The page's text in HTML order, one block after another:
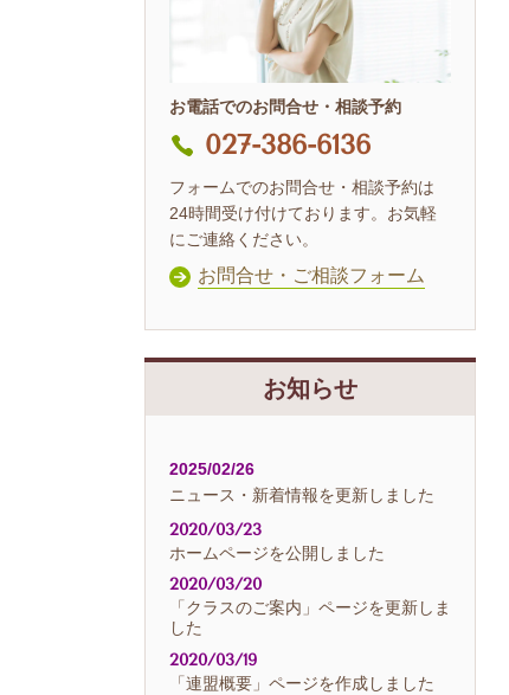
お電話でのお問合せ・相談予約
027-386-6136
フォームでのお問合せ・相談予約は
24時間受け付けております。お気軽
にご連絡ください。
お問合せ・ご相談フォーム
お知らせ
2025/02/26
ニュース・新着情報を更新しました
2020/03/23
ホームページを公開しました
2020/03/20
「クラスのご案内」ページを更新しま
した
2020/03/19
「連盟概要」ページを作成しました